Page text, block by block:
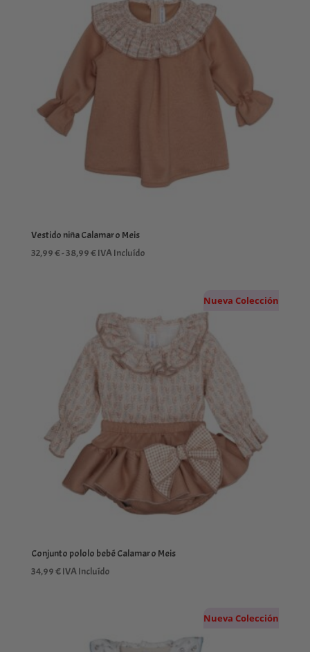
Vestido niña Calamaro Meis
32,99€-38,99€Rango
32,99 €
hasta
38,99 €
IVA Incluído
Nueva Colección
Conjunto pololo bebé Calamaro Meis
34,99€IVA Incluído
Nueva Colección